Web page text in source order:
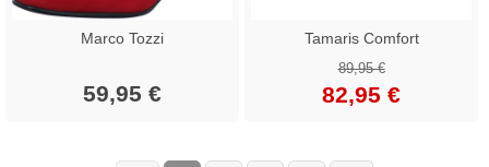
Marco Tozzi
59,95 €
Tamaris Comfort
89,95 €
82,95 €